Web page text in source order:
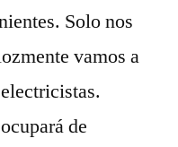
Solo nos
vamos a
de